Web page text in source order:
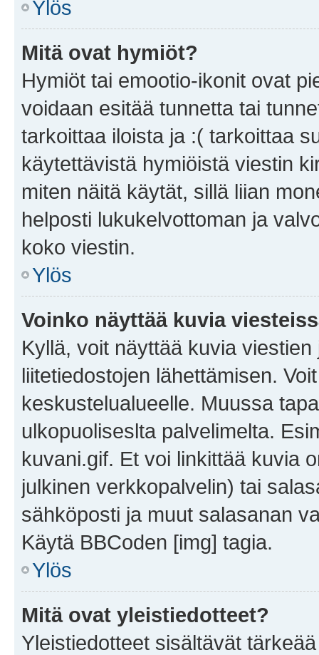
Ylös
Mitä ovat hymiöt?
Hymiöt tai emootio-ikonit ovat
voidaan esitää tunnetta tai
tarkoittaa iloista ja :( tarkoittaa
käytettävistä hymiöistä viestin
miten näitä käytät, sillä liian
helposti lukukelvottoman ja
koko viestin.
Ylös
Voinko näyttää kuvia
Kyllä, voit näyttää kuvia
liitetiedostojen lähettämisen.
keskustelualueelle. Muussa
ulkopuoliseslta palvelimelta.
kuvani.gif. Et voi linkittää kuvia
julkinen verkkopalvelin) tai
sähköposti ja muut salasanan
Käytä BBCoden [img] tagia.
Ylös
Mitä ovat yleistiedotteet?
Yleistiedotteet sisältävät